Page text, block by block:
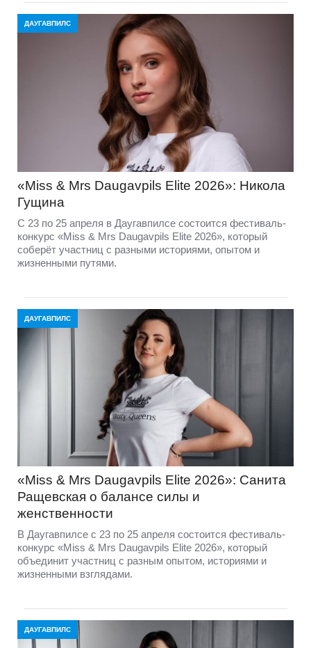
ДАУГАВПИЛС
«Miss & Mrs Daugavpils Elite 2026»: Никола
Гущина
С 23 по 25 апреля в Даугавпилсе состоится фестиваль-
конкурс «Miss & Mrs Daugavpils Elite 2026», который
соберёт участниц с разными историями, опытом и
жизненными путями.
ДАУГАВПИЛС
«Miss & Mrs Daugavpils Elite 2026»: Санита
Ращевская о балансе силы и
женственности
В Даугавпилсе с 23 по 25 апреля состоится фестиваль-
конкурс «Miss & Mrs Daugavpils Elite 2026», который
объединит участниц с разным опытом, историями и
жизненными взглядами.
ДАУГАВПИЛС